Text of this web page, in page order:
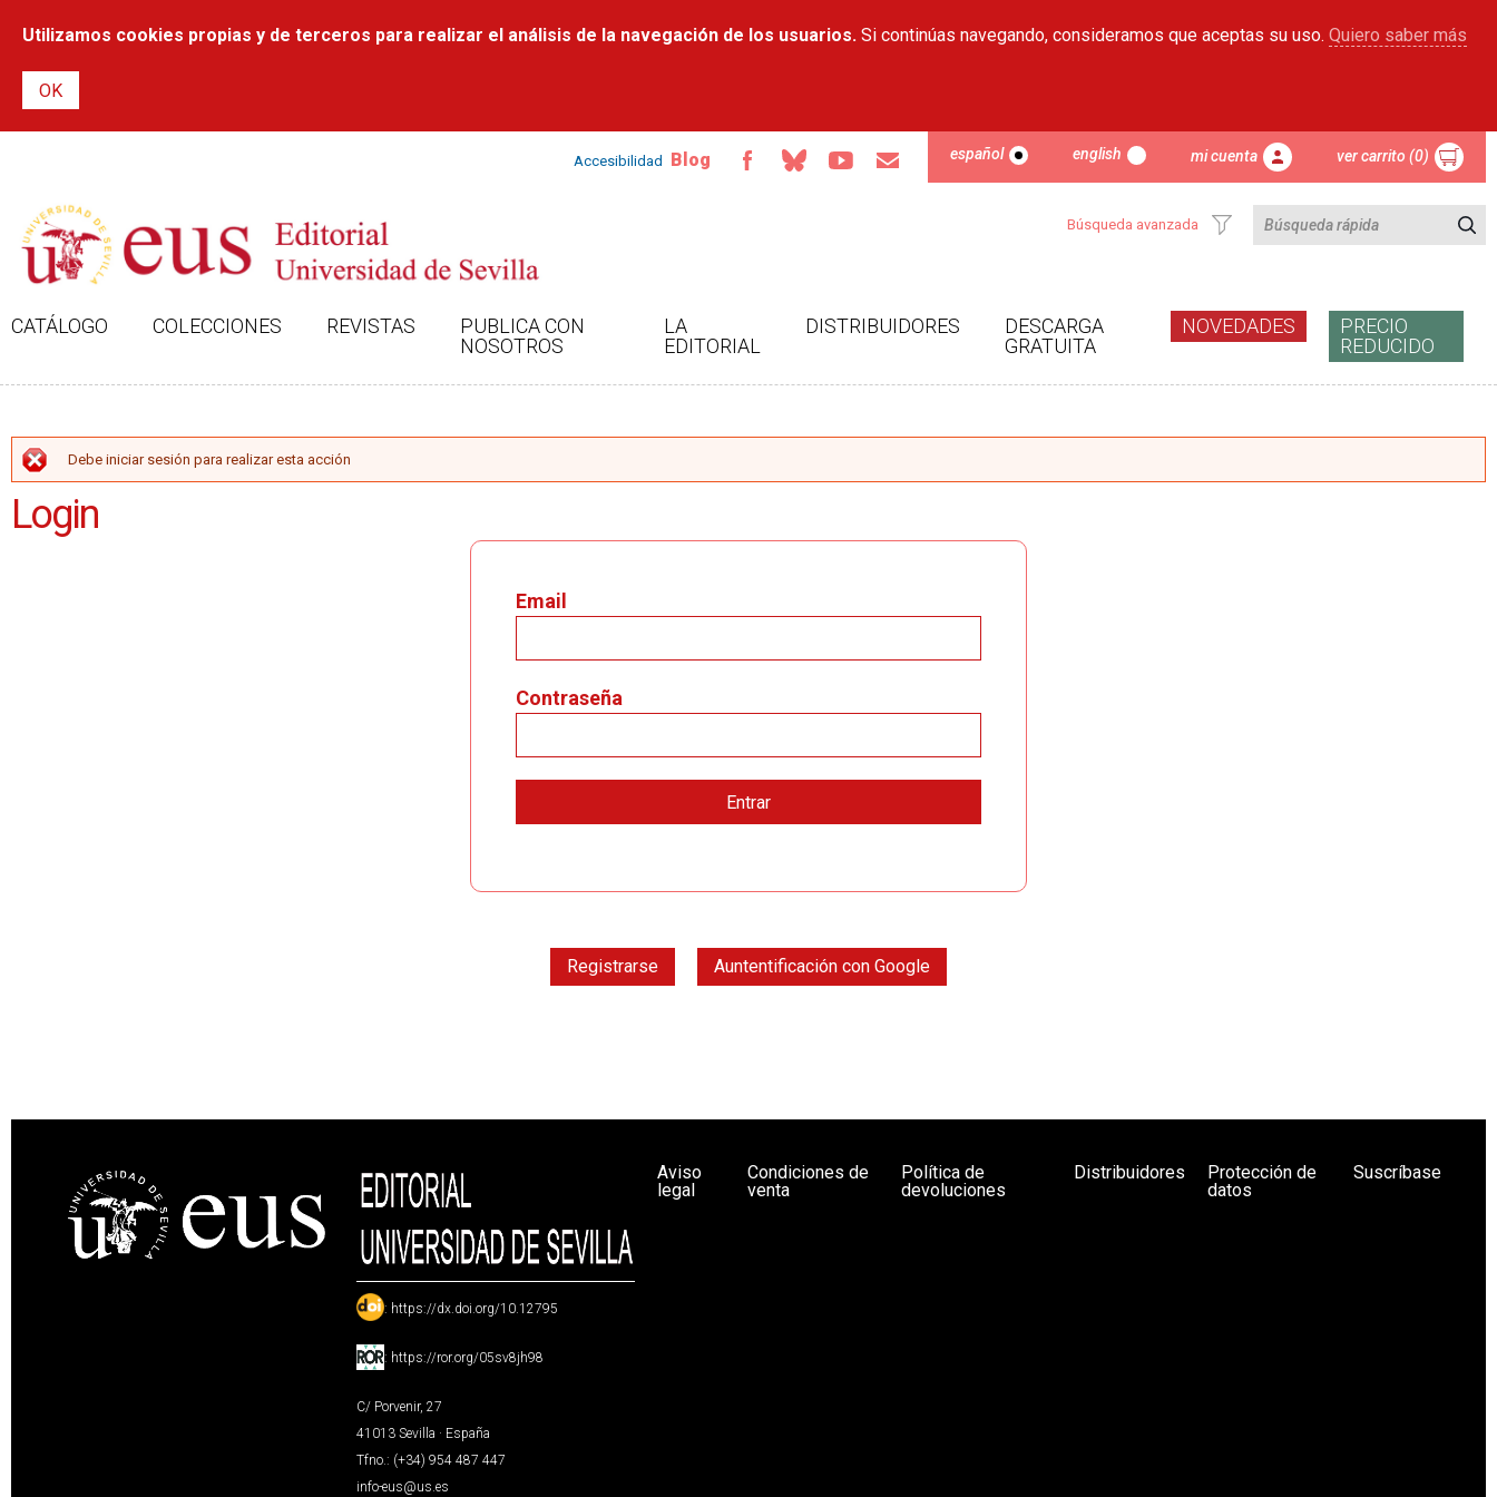
contenido
Utilizamos cookies propias y de terceros para realizar el análisis de la navegación de los usuarios. Si continúas navegando, consideramos que aceptas su uso. Quiero saber más
Accesibilidad Blog español english mi cuenta ver carrito (0)
Búsqueda avanzada
CATÁLOGO COLECCIONES REVISTAS
PUBLICA CON
NOSOTROS
LA
EDITORIAL
DISTRIBUIDORES
DESCARGA
GRATUITA
NOVEDADES
PRECIO
REDUCIDO
MENSAJE DE ERROR
Debe iniciar sesión para realizar esta acción
Login
Email
Contraseña
Registrarse Auntentificación con Google
: https://dx.doi.org/10.12795
: https://ror.org/05sv8jh98
C/ Porvenir, 27
41013 Sevilla · España
Tfno.: (+34) 954 487 447
info-eus@us.es
Aviso
legal
Condiciones de
venta
Política de
devoluciones
Distribuidores
Protección de
datos
Suscríbase